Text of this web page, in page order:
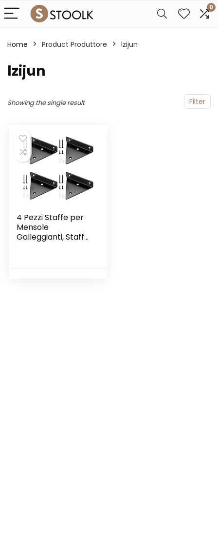
0
Home Product Produttore ‎lzijun
‎lzijun
Filter
Showing the single result
4 Pezzi Staffe per
Mensole
Galleggianti, Staffa